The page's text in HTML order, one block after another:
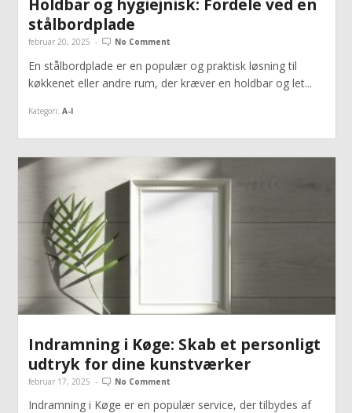
Holdbar og hygiejnisk: Fordele ved en
stålbordplade
februar 20, 2025 - No Comment
En stålbordplade er en populær og praktisk løsning til
køkkenet eller andre rum, der kræver en holdbar og let...
Kategori: A-I
Indramning i Køge: Skab et personligt
udtryk for dine kunstværker
februar 17, 2025 - No Comment
Indramning i Køge er en populær service, der tilbydes af